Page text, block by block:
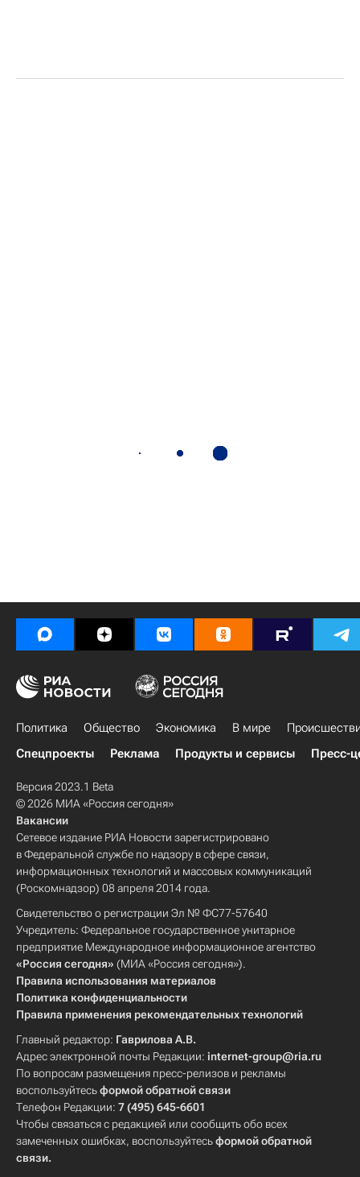
Политика Общество Экономика В мире
Спецпроекты
Реклама Продукты и сервисы Пресс-
Версия 2023.1 Beta
© 2026 МИА «Россия сегодня»
Вакансии
Сетевое издание РИА Новости зарегистрировано
в Федеральной службе по надзору в сфере связи,
информационных технологий и массовых коммуникаций
(Роскомнадзор) 08 апреля 2014 года.
Свидетельство о регистрации Эл № ФС77-57640
Учредитель: Федеральное государственное унитарное
предприятие Международное информационное агентство
«Россия сегодня» (МИА «Россия сегодня»).
Правила использования материалов
Политика конфиденциальности
Правила применения рекомендательных технологий
Главный редактор: Гаврилова А.В.
Адрес электронной почты Редакции: internet-group@ria.ru
По вопросам размещения пресс-релизов и рекламы
воспользуйтесьформой обратной связи
Телефон Редакции: 7 (495) 645-6601
Чтобы связаться с редакцией или сообщить обо всех
замеченных ошибках, воспользуйтесьформой обратной
связи.